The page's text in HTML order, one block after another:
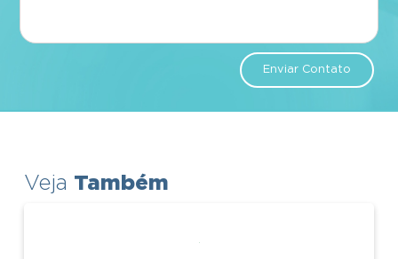
Enviar Contato
Veja Também